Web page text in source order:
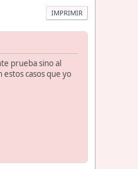
IMPRIMIR
prueba sino al
casos que yo